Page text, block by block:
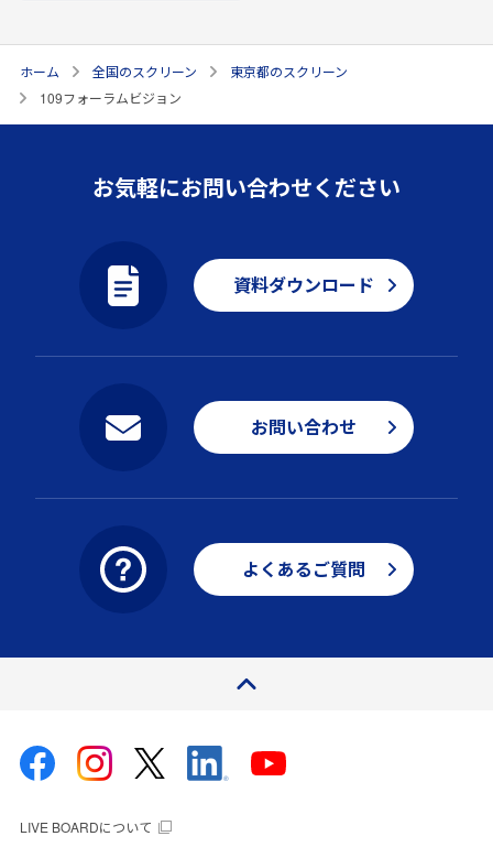
ホーム 全国のスクリーン
東京都のスクリーン
109フォーラムビジョン
お気軽にお問い合わせください
資料ダウンロード
お問い合わせ
よくあるご質問
LIVE BOARDについて